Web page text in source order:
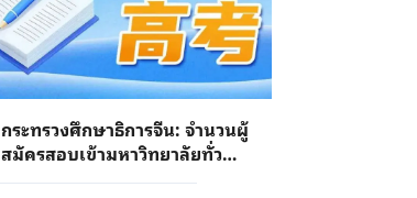
กระทรวงศึกษาธิการจีน: จำนวนผู้
สมัครสอบเข้ามหาวิทยาลัยทั่ว
ประเทศปี 2025 มี 13,350,000 คน